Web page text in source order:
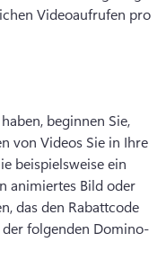
Videoaufrufen pro
beginnen Sie,
von Videos Sie in Ihre
beispielsweise ein
animiertes Bild oder
das den Rabattcode
folgenden Domino-